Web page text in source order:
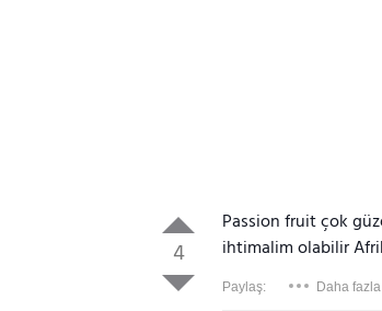
4
Passion fruit çok
ihtimalim olabilir
Paylaş: Daha fazla